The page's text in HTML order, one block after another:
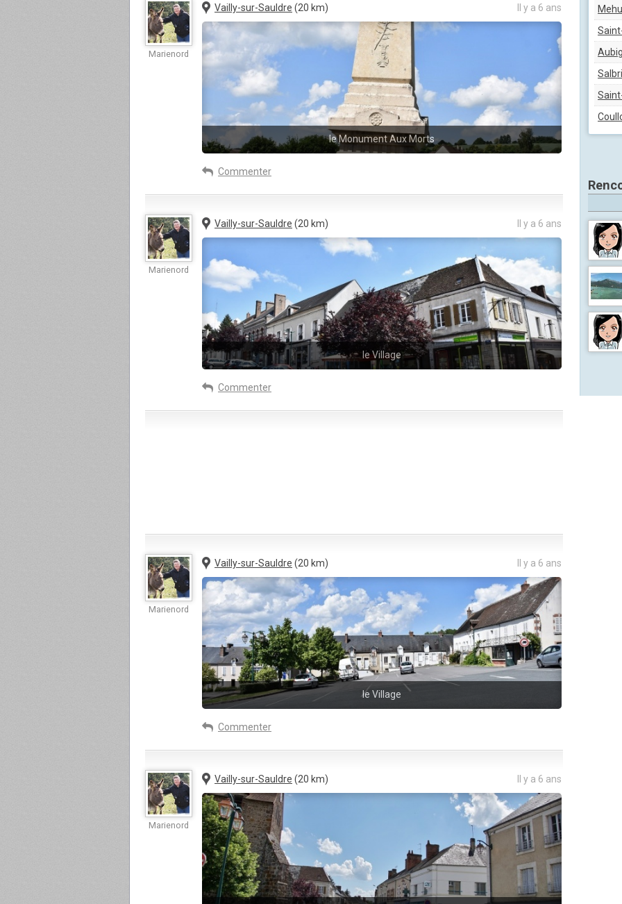
Marienord
Il y a 6 ans
Vailly-sur-Sauldre (20 km)
le Monument Aux Morts
Commenter
Marienord
Il y a 6 ans
Vailly-sur-Sauldre (20 km)
le Village
Commenter
Marienord
Il y a 6 ans
Vailly-sur-Sauldre (20 km)
le Village
Commenter
Marienord
Il y a 6 ans
Vailly-sur-Sauldre (20 km)